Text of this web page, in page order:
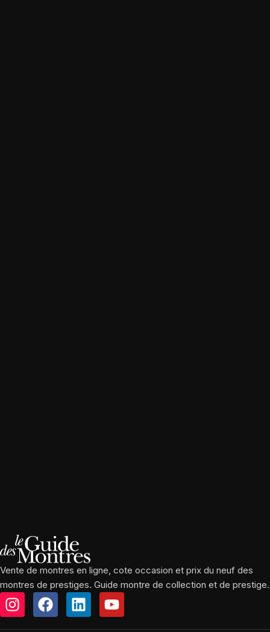
Vente de montres en ligne, cote occasion et prix du neuf des
montres de prestiges. Guide montre de collection et de prestige.